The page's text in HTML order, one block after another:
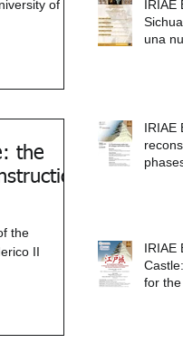
of
the
the
II
IRIAE
una
IRIAE
IRIAE
for the